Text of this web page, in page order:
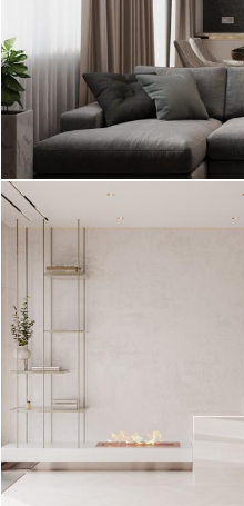
Проект 2023 года!
Современный стиль с
Интерьер квартиры
современном стиле с
Проект 2023 года!
Современный стиль,